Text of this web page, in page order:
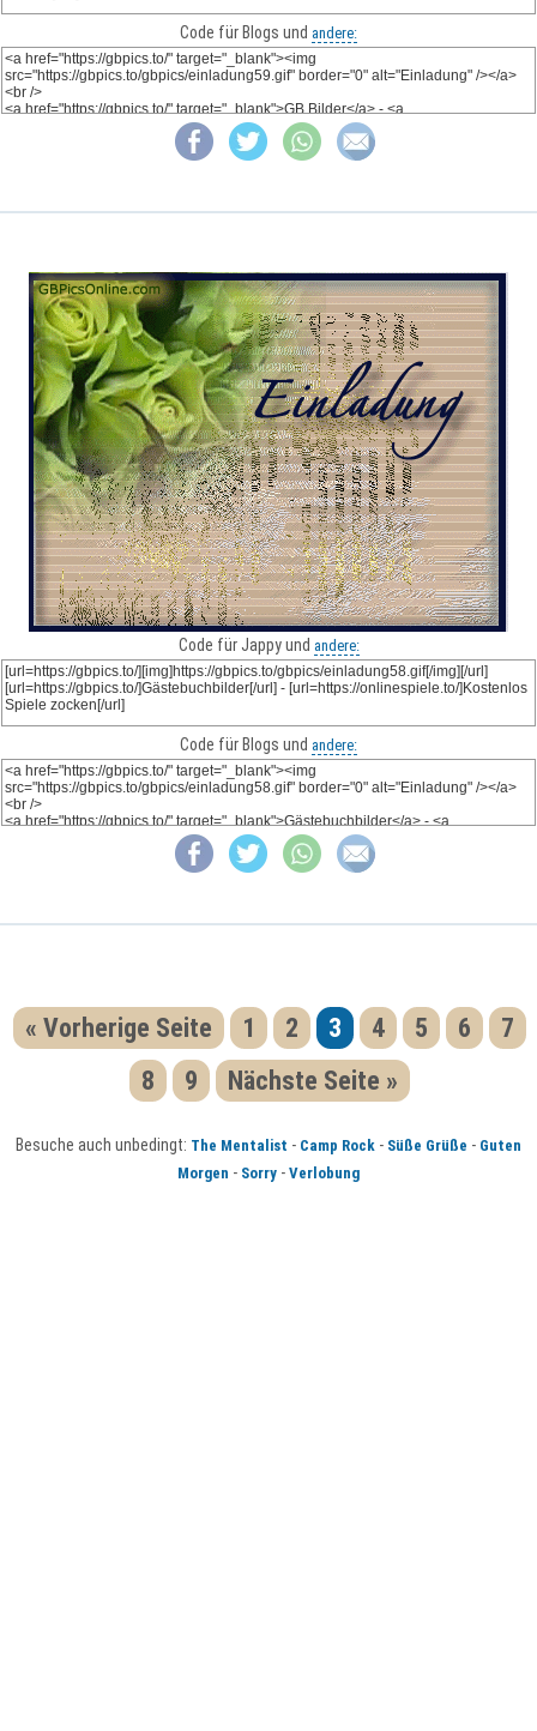
Code für Blogs und andere:
Code für Jappy und andere:
Code für Blogs und andere:
« Vorherige Seite 1 2 3 4 5 6
7
8
9 Nächste Seite »
Besuche auch unbedingt: The Mentalist - Camp Rock - Süße Grüße - Guten
Morgen - Sorry - Verlobung